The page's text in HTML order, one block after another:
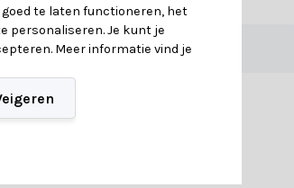
naalden zitten aan de binnenkant van de
brandvertragend.
naald
te laten functioneren, het
personaliseren. Je kunt je
Meer informatie vind je